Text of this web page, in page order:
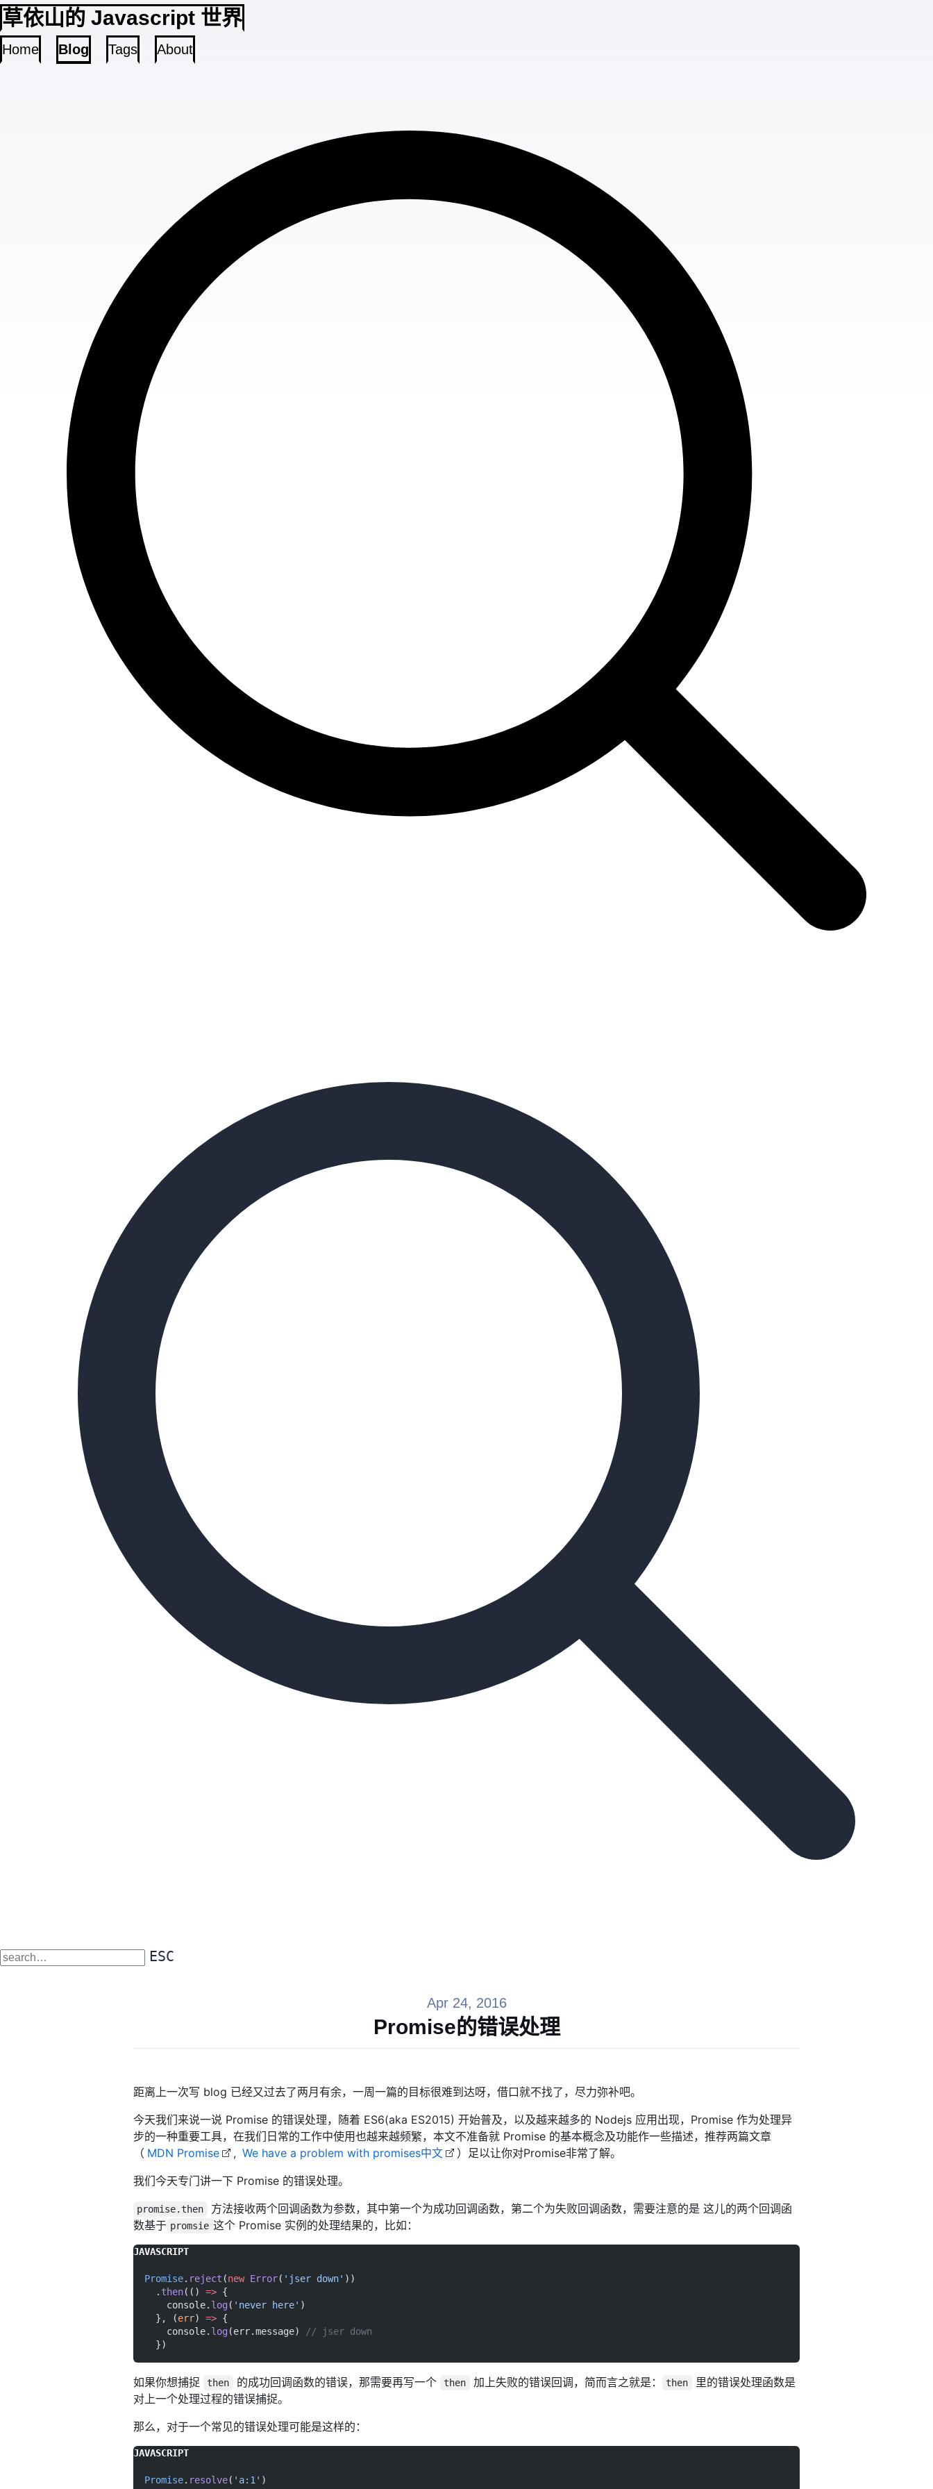
草依山的 Javascript 世界
Home Blog Tags About
ESC
Apr 24, 2016
Promise的错误处理
距离上一次写 blog 已经又过去了两月有余，一周一篇的目标很难到达呀，借口就不找了，尽力弥补吧。
今天我们来说一说 Promise 的错误处理，随着 ES6(aka ES2015) 开始普及，以及越来越多的 Nodejs 应用出现，Promise 作为处理异
步的一种重要工具，在我们日常的工作中使用也越来越频繁，本文不准备就 Promise 的基本概念及功能作一些描述，推荐两篇文章
（ MDN Promise , We have a problem with promises中文
）足以让你对Promise非常了解。
我们今天专门讲一下 Promise 的错误处理。
promise.then
方法接收两个回调函数为参数，其中第一个为成功回调函数，第二个为失败回调函数，需要注意的是 这儿的两个回调函
数基于 promsie 这个 Promise 实例的处理结果的，比如：
Promise. reject (new Error( 'jser down' ))
  .
then(() => {
    console.
log( 'never here' )
  }, (
err) => {
    console.
log(err.message)
// jser down
  })
如果你想捕捉 then 的成功回调函数的错误，那需要再写一个 then 加上失败的错误回调，简而言之就是： then
里的错误处理函数是
对上一个处理过程的错误捕捉。
那么，对于一个常见的错误处理可能是这样的：
Promise. resolve( 'a:1' )